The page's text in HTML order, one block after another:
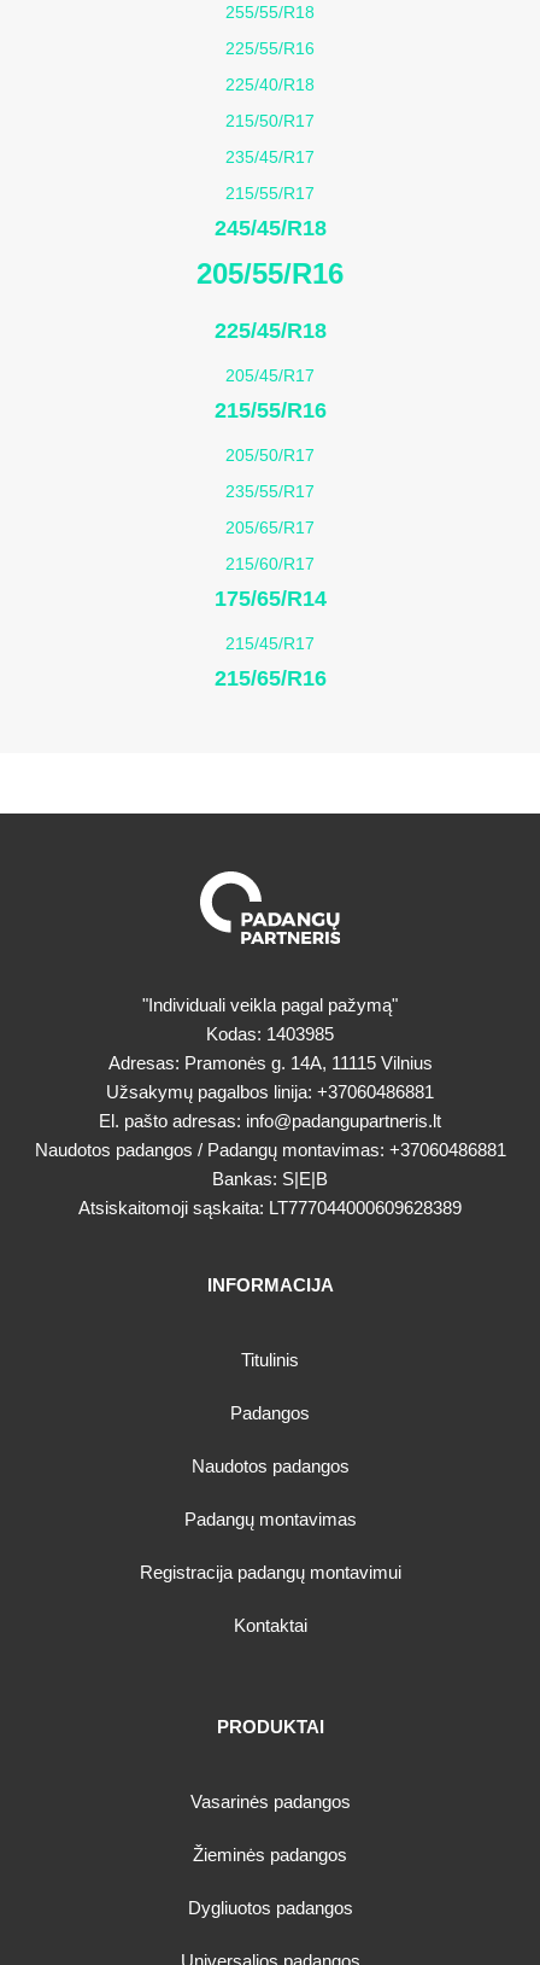
255/55/R18
225/55/R16
225/40/R18
215/50/R17
235/45/R17
215/55/R17
245/45/R18
205/55/R16
225/45/R18
205/45/R17
215/55/R16
205/50/R17
235/55/R17
205/65/R17
215/60/R17
175/65/R14
215/45/R17
215/65/R16
"Individuali veikla pagal pažymą"
Kodas: 1403985
Adresas: Pramonės g. 14A, 11115 Vilnius
Užsakymų pagalbos linija: +37060486881
El. pašto adresas: info@padangupartneris.lt
Naudotos padangos / Padangų montavimas: +37060486881
Bankas: S|E|B
Atsiskaitomoji sąskaita: LT777044000609628389
INFORMACIJA
Titulinis
Padangos
Naudotos padangos
Padangų montavimas
Registracija padangų montavimui
Kontaktai
PRODUKTAI
Vasarinės padangos
Žieminės padangos
Dygliuotos padangos
Universalios padangos